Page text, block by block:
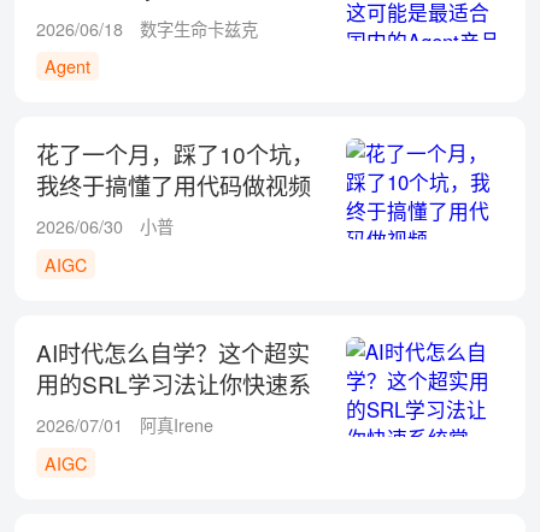
合国内的Agent产品
2026/06/18
数字生命卡兹克
Agent
花了一个月，踩了10个坑，
我终于搞懂了用代码做视频
2026/06/30
小普
AIGC
AI时代怎么自学？这个超实
用的SRL学习法让你快速系
统掌握！
2026/07/01
阿真Irene
AIGC